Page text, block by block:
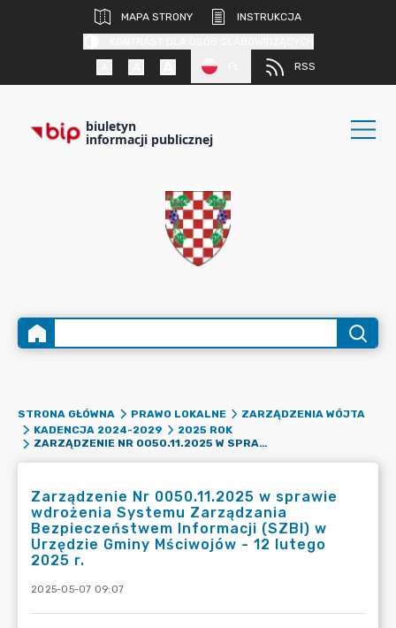
MAPA STRONY
INSTRUKCJA
RSS
biuletyn
informacji publicznej
STRONA GŁÓWNA PRAWO LOKALNE
ZARZĄDZENIA WÓJTA
KADENCJA 2024-2029
2025 ROK
ZARZĄDZENIE NR 0050.11.2025 W SPRAWIE WDROŻENIA SYSTEMU ZARZĄDZANIA BEZPIECZEŃSTWEM INFORMACJI (SZBI) W URZĘDZIE GMINY MŚCIWOJÓW - 12 LUTEGO 2025 R.
Zarządzenie Nr 0050.11.2025 w sprawie
wdrożenia Systemu Zarządzania
Bezpieczeństwem Informacji (SZBI) w
Urzędzie Gminy Mściwojów - 12 lutego
2025 r.
2025-05-07 09:07